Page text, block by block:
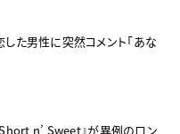
した男性に突然コメント「あな
Short n’ Sweet』が異例のロン